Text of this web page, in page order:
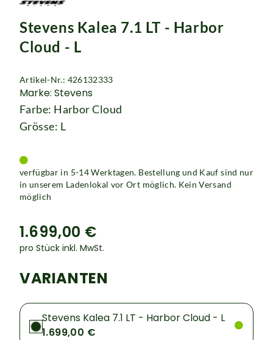
Rucksäcke
Schlösser
Stevens Kalea 7.1 LT - Harbor
Cloud - L
Artikel-Nr.: 426132333
Marke: Stevens
Farbe: Harbor Cloud
Grösse: L
verfügbar in 5-14 Werktagen. Bestellung und Kauf sind nur
in unserem Ladenlokal vor Ort möglich. Kein Versand
möglich
1.699,00 €
pro Stück inkl. MwSt.
VARIANTEN
Stevens Kalea 7.1 LT - Harbor Cloud - L
1.699,00 €